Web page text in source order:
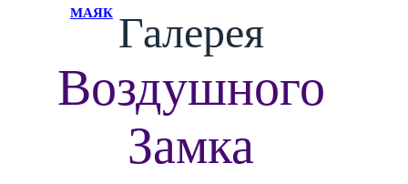
МАЯК Галерея
Воздушного
Замка